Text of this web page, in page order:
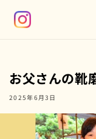
コンテン
ツに進む
お父さんの靴
2025年6月3日